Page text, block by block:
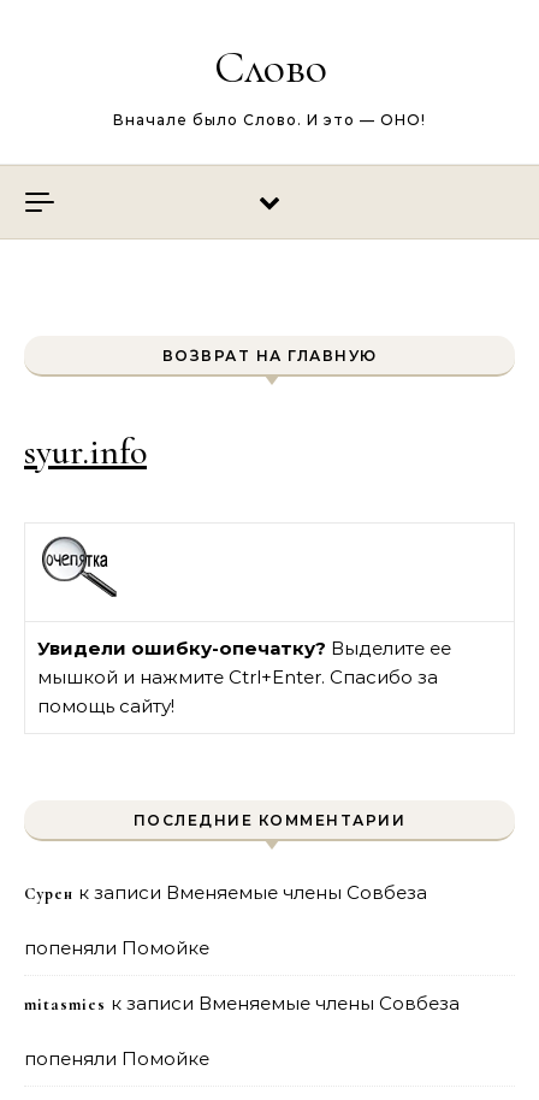
Слово
Вначале было Слово. И это — ОНО!
ВОЗВРАТ НА ГЛАВНУЮ
syur.info
Увидели ошибку-опечатку? Выделите ее
мышкой и нажмите Ctrl+Enter. Спасибо за
помощь сайту!
ПОСЛЕДНИЕ КОММЕНТАРИИ
Сурен к записи Вменяемые члены Совбеза
попеняли Помойке
mitasmies к записи Вменяемые члены Совбеза
попеняли Помойке